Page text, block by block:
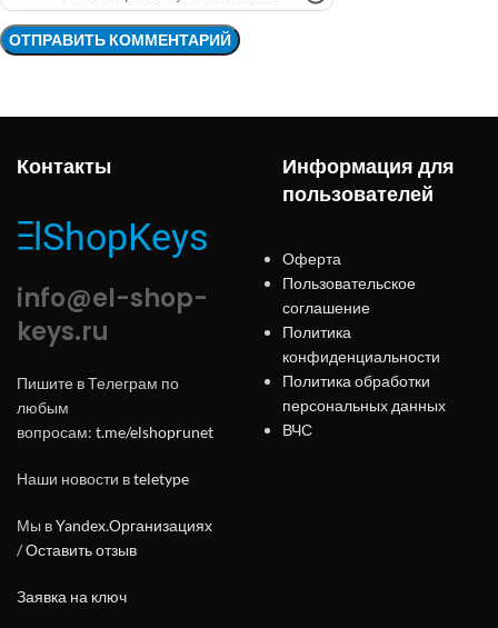
Контакты
info@el-shop-
keys.ru
Пишите в Телеграм по
любым
вопросам: t.me/elshoprunet
Наши новости вteletype
Мы вYandex.Организациях
/Оставить отзыв
Заявка на ключ
Информация для
пользователей
Оферта
Пользовательское
соглашение
Политика
конфиденциальности
Политика обработки
персональных данных
ВЧС